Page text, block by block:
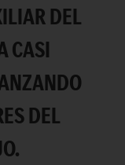
DEL
CASI
DEL